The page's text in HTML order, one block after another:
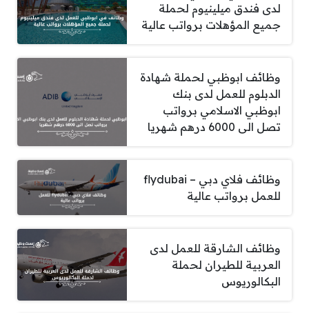
لدى فندق ميلينيوم لحملة
جميع المؤهلات برواتب عالية
وظائف ابوظبي لحملة شهادة
الدبلوم للعمل لدى بنك
ابوظبي الاسلامي برواتب
تصل الى 6000 درهم شهريا
وظائف فلاي دبي – flydubai
للعمل برواتب عالية
وظائف الشارقة للعمل لدى
العربية للطيران لحملة
البكالوريوس